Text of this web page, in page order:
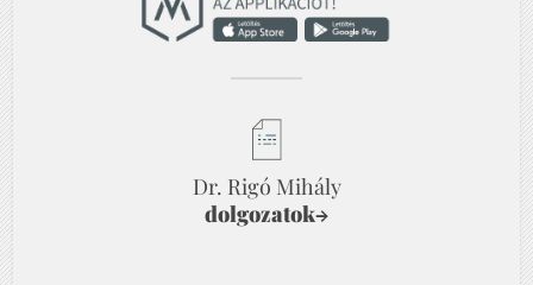
Dr. Rigó Mihály
dolgozatok→